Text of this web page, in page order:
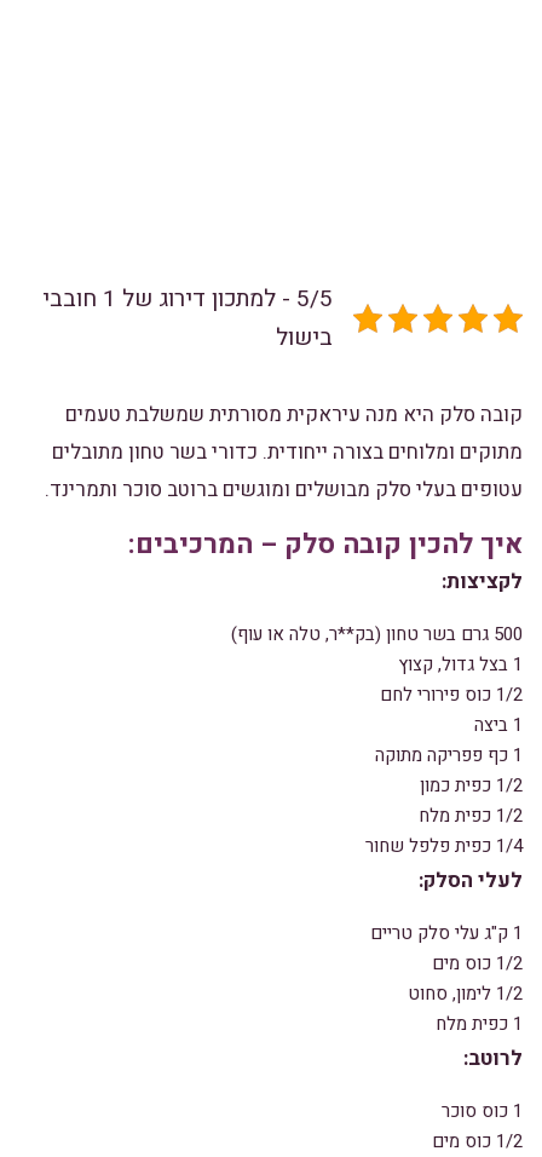
5/5 - למתכון דירוג של 1 חובבי
בישול
קובה סלק היא מנה עיראקית מסורתית שמשלבת טעמים
מתוקים ומלוחים בצורה ייחודית. כדורי בשר טחון מתובלים
עטופים בעלי סלק מבושלים ומוגשים ברוטב סוכר ותמרינד.
איך להכין קובה סלק – המרכיבים:
לקציצות:
500 גרם בשר טחון (בק**ר, טלה או עוף)
1 בצל גדול, קצוץ
1/2 כוס פירורי לחם
1 ביצה
1 כף פפריקה מתוקה
1/2 כפית כמון
1/2 כפית מלח
1/4 כפית פלפל שחור
לעלי הסלק:
1 ק"ג עלי סלק טריים
1/2 כוס מים
1/2 לימון, סחוט
1 כפית מלח
לרוטב:
1 כוס סוכר
1/2 כוס מים